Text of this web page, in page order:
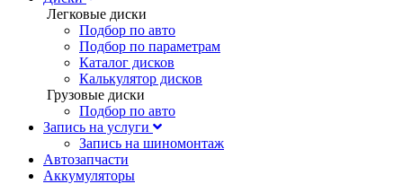
Легковые диски
Подбор по авто
Подбор по параметрам
Каталог дисков
Калькулятор дисков
Грузовые диски
Подбор по авто
Запись на услуги
Запись на шиномонтаж
Автозапчасти
Аккумуляторы